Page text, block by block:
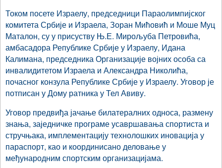
Током посете Израелу, председници Параолимпијског
комитета Србије и Израела, Зоран Мићовић и Моше Муц
Маталон, су у присуству Њ.Е. Мирољуба Петровића,
амбасадора Републике Србије у Израелу, Идана
Калимана, председника Организације војних особа са
инвалидитетом Израела и Александра Николића,
почасног конзула Републике Србије у Израелу. Уговор је
потписан у Дому ратника у Тел Авиву.
Уговор предвиђа јачање билатералних односа, размену
знања, заједничке програме усавршавања спортиста и
стручњака, имплементацију технолошких иновација у
параспорт, као и координисано деловање у
међународним спортским организацијама.